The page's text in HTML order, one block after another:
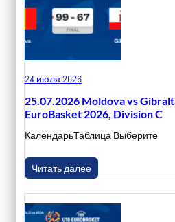
24 июля 2026
25.07.2026 Moldova vs
EuroBasket 2026, Division C
КалендарьТаблица Выберите
Читать далее